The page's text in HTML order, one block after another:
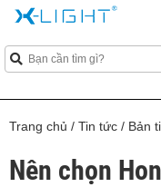
Trang chủ / Tin tức / Bản
Nên chọn